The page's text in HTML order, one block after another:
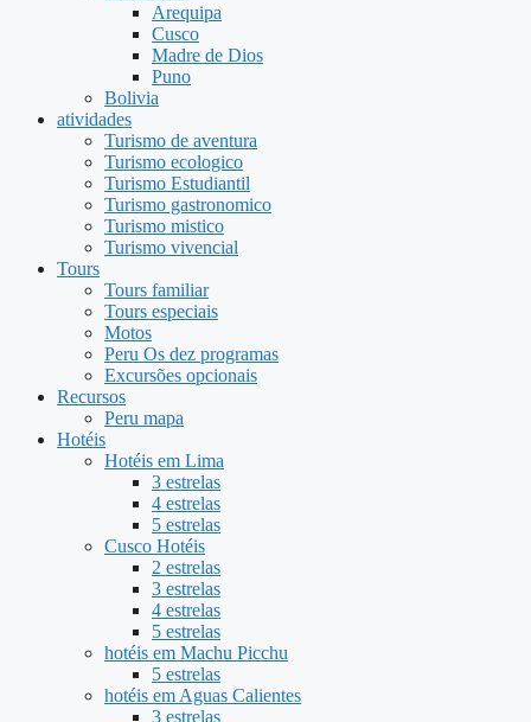
Arequipa
Cusco
Madre de Dios
Puno
Bolivia
atividades
Turismo de aventura
Turismo ecologico
Turismo Estudiantil
Turismo gastronomico
Turismo mistico
Turismo vivencial
Tours
Tours familiar
Tours especiais
Motos
Peru Os dez programas
Excursões opcionais
Recursos
Peru mapa
Hotéis
Hotéis em Lima
3 estrelas
4 estrelas
5 estrelas
Cusco Hotéis
2 estrelas
3 estrelas
4 estrelas
5 estrelas
hotéis em Machu Picchu
5 estrelas
hotéis em Aguas Calientes
3 estrelas